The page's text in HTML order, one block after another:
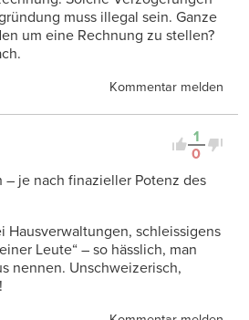
muss illegal sein. Ganze
um eine Rechnung zu stellen?
Kommentar melden
1
0
– je nach finazieller Potenz des
Hausverwaltungen, schleissigens
Leute“ – so hässlich, man
nennen. Unschweizerisch,